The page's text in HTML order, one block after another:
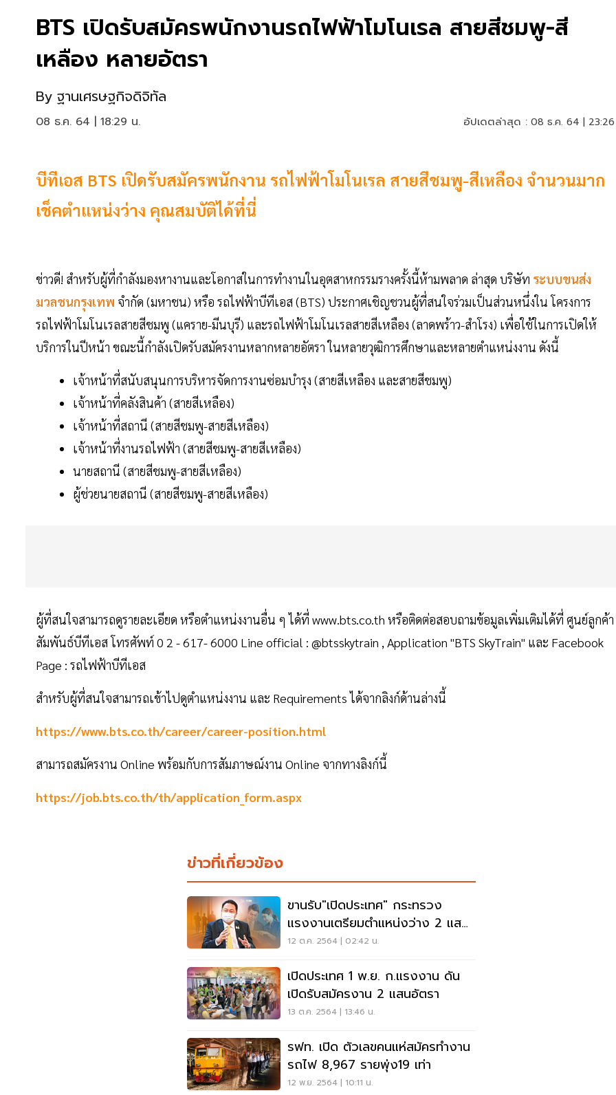
BTS เปิดรับสมัครพนักงานรถไฟฟ้าโมโนเรล สายสีชมพู-สี
เหลือง หลายอัตรา
By ฐานเศรษฐกิจดิจิทัล
08 ธ.ค. 64 | 18:29 น. อัปเดตล่าสุด : 08 ธ.ค. 64 |
บีทีเอส BTS เปิดรับสมัครพนักงาน รถไฟฟ้าโมโนเรล สายสีชมพู-สีเหลือง จำนวนมาก
เช็คตำแหน่งว่าง คุณสมบัติได้ที่นี่
ข่าวดี! สำหรับผู้ที่กำลังมองหางานและโอกาสในการทำงานในอุตสาหกรรมรางครั้งนี้ห้ามพลาด ล่าสุด บริษัท ระบบขนส่ง
มวลชนกรุงเทพ จำกัด (มหาชน) หรือ รถไฟฟ้าบีทีเอส (BTS) ประกาศเชิญชวนผู้ที่สนใจร่วมเป็นส่วนหนึ่งใน โครงการ
รถไฟฟ้าโมโนเรลสายสีชมพู (แคราย-มีนบุรี) และรถไฟฟ้าโมโนเรลสายสีเหลือง (ลาดพร้าว-สำโรง) เพื่อใช้ในการเปิดให้
บริการในปีหน้า ขณะนี้กำลังเปิดรับสมัครงานหลากหลายอัตรา ในหลายวุฒิการศึกษาและหลายตำแหน่งงาน ดังนี้
เจ้าหน้าที่สนับสนุนการบริหารจัดการงานซ่อมบำรุง (สายสีเหลือง และสายสีชมพู)
เจ้าหน้าที่คลังสินค้า (สายสีเหลือง)
เจ้าหน้าที่สถานี (สายสีชมพู-สายสีเหลือง)
เจ้าหน้าที่งานรถไฟฟ้า (สายสีชมพู-สายสีเหลือง)
นายสถานี (สายสีชมพู-สายสีเหลือง)
ผู้ช่วยนายสถานี (สายสีชมพู-สายสีเหลือง)
ผู้ที่สนใจสามารถดูรายละเอียด หรือตำแหน่งงานอื่น ๆ ได้ที่ www.bts.co.th หรือติดต่อสอบถามข้อมูลเพิ่มเติมได้ที่ ศูนย์ลูกค้า
สัมพันธ์บีทีเอส โทรศัพท์ 0 2 - 617- 6000 Line official : @btsskytrain , Application "BTS SkyTrain" และ Facebook
Page : รถไฟฟ้าบีทีเอส
สำหรับผู้ที่สนใจสามารถเข้าไปดูตำแหน่งงาน และ Requirements ได้จากลิงก์ด้านล่างนี้
https://www.bts.co.th/career/career-position.html
สามารถสมัครงาน Online พร้อมกับการสัมภาษณ์งาน Online จากทางลิงก์นี้
https://job.bts.co.th/th/application_form.aspx
ข่าวที่เกี่ยวข้อง
ขานรับ"เปิดประเทศ" กระทรวง
แรงงานเตรียมตำแหน่งว่าง 2 แสน
อัตรา
12 ต.ค. 2564 | 02:42 น.
เปิดประเทศ 1 พ.ย. ก.แรงงาน ดัน
เปิดรับสมัครงาน 2 แสนอัตรา
13 ต.ค. 2564 | 13:46 น.
รฟท. เปิด ตัวเลขคนแห่สมัครทำงาน
รถไฟ 8,967 รายพุ่ง19 เท่า
12 พ.ย. 2564 | 10:11 น.